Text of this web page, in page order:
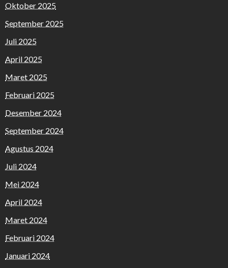
Oktober 2025
September 2025
Juli 2025
April 2025
Maret 2025
Februari 2025
Desember 2024
September 2024
Agustus 2024
Juli 2024
Mei 2024
April 2024
Maret 2024
Februari 2024
Januari 2024